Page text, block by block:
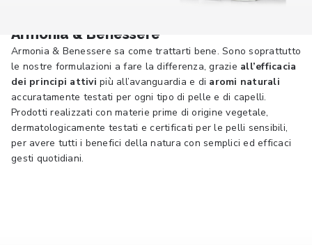
Armonia & Benessere
Armonia & Benessere sa come trattarti bene. Sono soprattutto
le nostre formulazioni a fare la differenza, grazie all’efficacia
dei principi attivi più all’avanguardia e di aromi naturali
accuratamente testati per ogni tipo di pelle e di capelli.
Prodotti realizzati con materie prime di origine vegetale,
dermatologicamente testati e certificati per le pelli sensibili,
per avere tutti i benefici della natura con semplici ed efficaci
gesti quotidiani.